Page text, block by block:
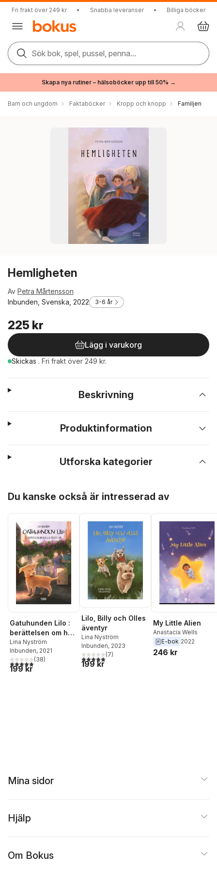
Fri frakt över 249 kr • Snabba leveranser • Billiga böcker
Sök bok, spel, pussel, penna...
Skapa nya rutiner – hälsoböcker upp till 50% →
Barn och ungdom Faktaböcker Kropp och knopp Familjen
Hemligheten
Av Petra Mårtensson
Inbunden, Svenska, 2022
3-6 år
225 kr
Lägg i varukorg
Skickas . Fri frakt över 249 kr.
Beskrivning
Produktinformation
Utforska kategorier
Du kanske också är intresserad av
Gatuhunden Lilo :
berättelsen om hur
Lilo får ett hem
Lina Nyström
Inbunden, 2021
4,9utav 5 stjärnor. Totalt antal röster:
(38)
199 kr
Lilo, Billy och Olles
äventyr
Lina Nyström
Inbunden, 2023
5,0utav 5 stjärnor. Totalt antal röster:
(7)
199 kr
My Little Alien
Anastacia Wells
E-bok 2022
246 kr
Mina sidor
Hjälp
Om Bokus